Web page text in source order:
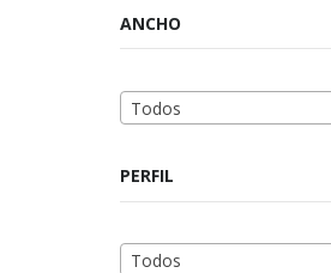
ANCHO
Todos
PERFIL
Todos